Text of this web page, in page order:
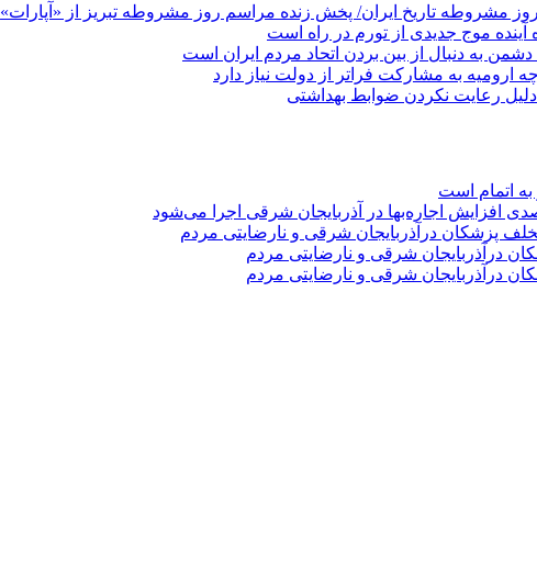
مشروطه تاریخ ایران/ پخش زنده مراسم روز مشروطه تبریز از «آپارات»
آینده موج جدیدی از تورم در راه است
به دنبال از بین بردن اتحاد مردم ایران است
ارومیه به مشارکت فراتر از دولت نیاز دارد
اتمام است
پزشکان درآذربایجان شرقی و نارضایتی مردم
درآذربایجان شرقی و نارضایتی مردم
درآذربایجان شرقی و نارضایتی مردم